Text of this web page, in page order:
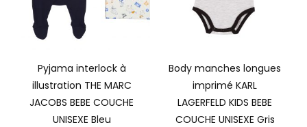
Pyjama interlock à
illustration THE MARC
JACOBS BEBE COUCHE
UNISEXE Bleu
Body manches longues
imprimé KARL
LAGERFELD KIDS BEBE
COUCHE UNISEXE Gris